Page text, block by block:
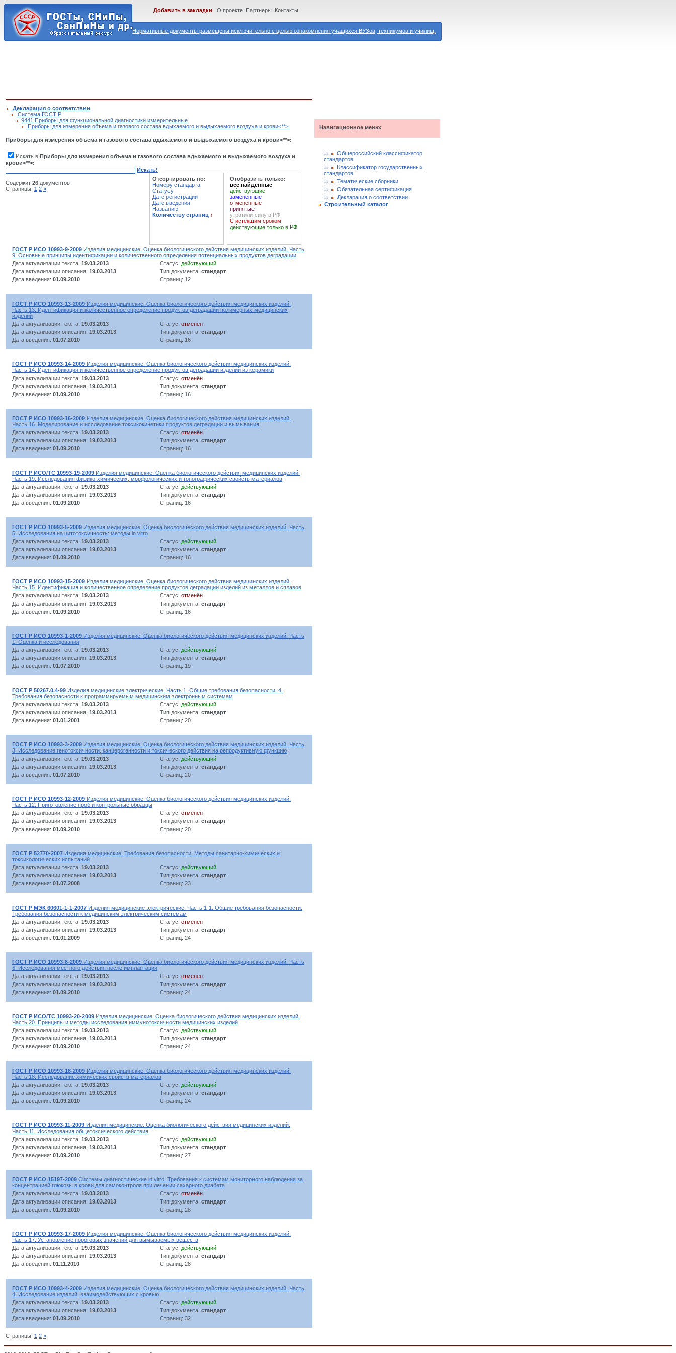
Нормативные документы размещены исключительно с целью ознакомления учащихся ВУЗов, техникумов и училищ.
Добавить в закладки О проекте Партнеры Контакты
Декларация о соответствии
Cистема ГОСТ Р
9441 Приборы для функциональной диагностики измерительные
Приборы для измерения объема и газового состава вдыхаемого и выдыхаемого воздуха и крови<**>:
Приборы для измерения объема и газового состава вдыхаемого и выдыхаемого воздуха и крови<**>:
Искать в Приборы для измерения объема и газового состава вдыхаемого и выдыхаемого воздуха и
крови<**>:
Искать!
Содержит 26 документов
Страницы: 1 2 »
Отсортировать по:
Номеру стандарта
Статусу
Дате регистрации
Дате введения
Названию
Количеству страниц ↑
Отобразить только:
все найденные
действующие
заменённые
отменённые
принятые
утратили силу в РФ
С истекшим сроком
действующие только в РФ
ГОСТ Р ИСО 10993-9-2009 Изделия медицинские. Оценка биологического действия медицинских изделий. Часть
9. Основные принципы идентификации и количественного определения потенциальных продуктов деградации
Дата актуализации текста: 19.03.2013 Статус: действующий
Дата актуализации описания: 19.03.2013 Тип документа: стандарт
Дата введения: 01.09.2010 Страниц: 12
ГОСТ Р ИСО 10993-13-2009 Изделия медицинские. Оценка биологического действия медицинских изделий.
Часть 13. Идентификация и количественное определение продуктов деградации полимерных медицинских
изделий
Дата актуализации текста: 19.03.2013 Статус: отменён
Дата актуализации описания: 19.03.2013 Тип документа: стандарт
Дата введения: 01.07.2010 Страниц: 16
ГОСТ Р ИСО 10993-14-2009 Изделия медицинские. Оценка биологического действия медицинских изделий.
Часть 14. Идентификация и количественное определение продуктов деградации изделий из керамики
Дата актуализации текста: 19.03.2013 Статус: отменён
Дата актуализации описания: 19.03.2013 Тип документа: стандарт
Дата введения: 01.09.2010 Страниц: 16
ГОСТ Р ИСО 10993-16-2009 Изделия медицинские. Оценка биологического действия медицинских изделий.
Часть 16. Моделирование и исследование токсикокинетики продуктов деградации и вымывания
Дата актуализации текста: 19.03.2013 Статус: отменён
Дата актуализации описания: 19.03.2013 Тип документа: стандарт
Дата введения: 01.09.2010 Страниц: 16
ГОСТ Р ИСО/ТС 10993-19-2009 Изделия медицинские. Оценка биологического действия медицинских изделий.
Часть 19. Исследования физико-химических, морфологических и топографических свойств материалов
Дата актуализации текста: 19.03.2013 Статус: действующий
Дата актуализации описания: 19.03.2013 Тип документа: стандарт
Дата введения: 01.09.2010 Страниц: 16
ГОСТ Р ИСО 10993-5-2009 Изделия медицинские. Оценка биологического действия медицинских изделий. Часть
5. Исследования на цитотоксичность: методы in vitro
Дата актуализации текста: 19.03.2013 Статус: действующий
Дата актуализации описания: 19.03.2013 Тип документа: стандарт
Дата введения: 01.09.2010 Страниц: 16
ГОСТ Р ИСО 10993-15-2009 Изделия медицинские. Оценка биологического действия медицинских изделий.
Часть 15. Идентификация и количественное определение продуктов деградации изделий из металлов и сплавов
Дата актуализации текста: 19.03.2013 Статус: отменён
Дата актуализации описания: 19.03.2013 Тип документа: стандарт
Дата введения: 01.09.2010 Страниц: 16
ГОСТ Р ИСО 10993-1-2009 Изделия медицинские. Оценка биологического действия медицинских изделий. Часть
1. Оценка и исследования
Дата актуализации текста: 19.03.2013 Статус: действующий
Дата актуализации описания: 19.03.2013 Тип документа: стандарт
Дата введения: 01.07.2010 Страниц: 19
ГОСТ Р 50267.0.4-99 Изделия медицинские электрические. Часть 1. Общие требования безопасности. 4.
Требования безопасности к программируемым медицинским электронным системам
Дата актуализации текста: 19.03.2013 Статус: действующий
Дата актуализации описания: 19.03.2013 Тип документа: стандарт
Дата введения: 01.01.2001 Страниц: 20
ГОСТ Р ИСО 10993-3-2009 Изделия медицинские. Оценка биологического действия медицинских изделий. Часть
3. Исследование генотоксичности, канцерогенности и токсического действия на репродуктивную функцию
Дата актуализации текста: 19.03.2013 Статус: действующий
Дата актуализации описания: 19.03.2013 Тип документа: стандарт
Дата введения: 01.07.2010 Страниц: 20
ГОСТ Р ИСО 10993-12-2009 Изделия медицинские. Оценка биологического действия медицинских изделий.
Часть 12. Приготовление проб и контрольные образцы
Дата актуализации текста: 19.03.2013 Статус: отменён
Дата актуализации описания: 19.03.2013 Тип документа: стандарт
Дата введения: 01.09.2010 Страниц: 20
ГОСТ Р 52770-2007 Изделия медицинские. Требования безопасности. Методы санитарно-химических и
токсикологических испытаний
Дата актуализации текста: 19.03.2013 Статус: действующий
Дата актуализации описания: 19.03.2013 Тип документа: стандарт
Дата введения: 01.07.2008 Страниц: 23
ГОСТ Р МЭК 60601-1-1-2007 Изделия медицинские электрические. Часть 1-1. Общие требования безопасности.
Требования безопасности к медицинским электрическим системам
Дата актуализации текста: 19.03.2013 Статус: отменён
Дата актуализации описания: 19.03.2013 Тип документа: стандарт
Дата введения: 01.01.2009 Страниц: 24
ГОСТ Р ИСО 10993-6-2009 Изделия медицинские. Оценка биологического действия медицинских изделий. Часть
6. Исследования местного действия после имплантации
Дата актуализации текста: 19.03.2013 Статус: отменён
Дата актуализации описания: 19.03.2013 Тип документа: стандарт
Дата введения: 01.09.2010 Страниц: 24
ГОСТ Р ИСО/ТС 10993-20-2009 Изделия медицинские. Оценка биологического действия медицинских изделий.
Часть 20. Принципы и методы исследования иммунотоксичности медицинских изделий
Дата актуализации текста: 19.03.2013 Статус: действующий
Дата актуализации описания: 19.03.2013 Тип документа: стандарт
Дата введения: 01.09.2010 Страниц: 24
ГОСТ Р ИСО 10993-18-2009 Изделия медицинские. Оценка биологического действия медицинских изделий.
Часть 18. Исследование химических свойств материалов
Дата актуализации текста: 19.03.2013 Статус: действующий
Дата актуализации описания: 19.03.2013 Тип документа: стандарт
Дата введения: 01.09.2010 Страниц: 24
ГОСТ Р ИСО 10993-11-2009 Изделия медицинские. Оценка биологического действия медицинских изделий.
Часть 11. Исследования общетоксического действия
Дата актуализации текста: 19.03.2013 Статус: действующий
Дата актуализации описания: 19.03.2013 Тип документа: стандарт
Дата введения: 01.09.2010 Страниц: 27
ГОСТ Р ИСО 15197-2009 Системы диагностические in vitro. Требования к системам мониторного наблюдения за
концентрацией глюкозы в крови для самоконтроля при лечении сахарного диабета
Дата актуализации текста: 19.03.2013 Статус: отменён
Дата актуализации описания: 19.03.2013 Тип документа: стандарт
Дата введения: 01.09.2010 Страниц: 28
ГОСТ Р ИСО 10993-17-2009 Изделия медицинские. Оценка биологического действия медицинских изделий.
Часть 17. Установление пороговых значений для вымываемых веществ
Дата актуализации текста: 19.03.2013 Статус: действующий
Дата актуализации описания: 19.03.2013 Тип документа: стандарт
Дата введения: 01.11.2010 Страниц: 28
ГОСТ Р ИСО 10993-4-2009 Изделия медицинские. Оценка биологического действия медицинских изделий. Часть
4. Исследование изделий, взаимодействующих с кровью
Дата актуализации текста: 19.03.2013 Статус: действующий
Дата актуализации описания: 19.03.2013 Тип документа: стандарт
Дата введения: 01.09.2010 Страниц: 32
Страницы: 1 2 »
Навигационное меню:
Общероссийский классификатор
стандартов
Классификатор государственных
стандартов
Тематические сборники
Обязательная сертификация
Декларация о соответствии
Строительный каталог